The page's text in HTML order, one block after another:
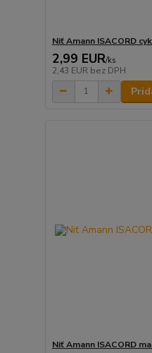
Niť Amann ISACORD
2,99 EUR/ks
2,43 EUR bez DPH
Niť Amann ISACORD